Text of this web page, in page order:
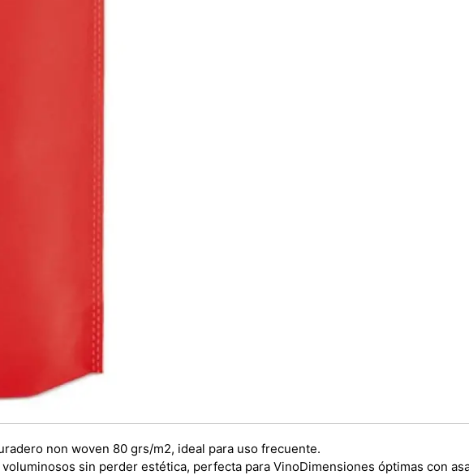
non woven 80 grs/m2, ideal para uso frecuente.
sin perder estética, perfecta para VinoDimensiones óptimas con